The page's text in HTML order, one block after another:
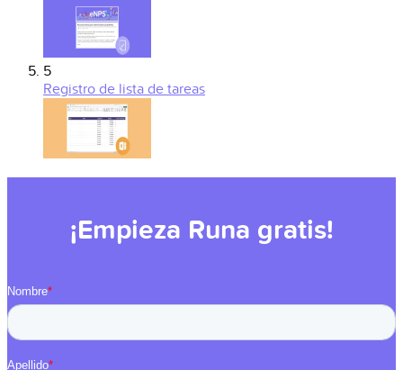
5
Registro de lista de tareas
¡Empieza Runa gratis!